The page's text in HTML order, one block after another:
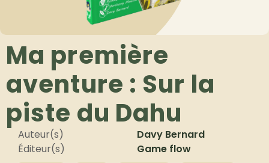
Ma première
aventure : Sur la
piste du Dahu
Auteur(s)
Davy Bernard
Éditeur(s)
Game flow